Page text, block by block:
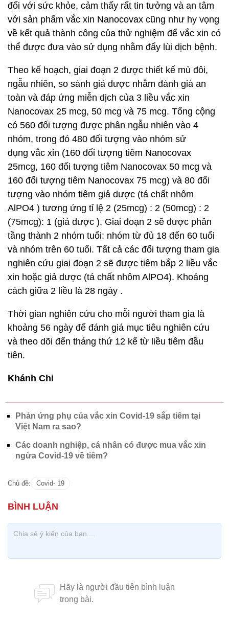
đối với sức khỏe, cảm thấy rất tin tưởng và an tâm
với sản phẩm vắc xin Nanocovax cũng như hy vọng
về kết quả thành công của thử nghiệm để vắc xin có
thể được đưa vào sử dụng nhằm đẩy lùi dịch bệnh.
Theo kế hoạch, giai đoạn 2 được thiết kế mù đôi,
ngẫu nhiên, so sánh giả dược nhằm đánh giá an
toàn và đáp ứng miễn dịch của 3 liều vắc xin
Nanocovax 25 mcg, 50 mcg và 75 mcg. Tổng cộng
có 560 đối tượng được phân ngẫu nhiên vào 4
nhóm, trong đó 480 đối tượng vào nhóm sử
dụng vắc xin (160 đối tượng tiêm Nanocovax
25mcg, 160 đối tượng tiêm Nanocovax 50 mcg và
160 đối tượng tiêm Nanocovax 75 mcg) và 80 đối
tượng vào nhóm tiêm giả dược (tá chất nhôm
AlPO4 ) tương ứng tỉ lệ 2 (25mcg) : 2 (50mcg) : 2
(75mcg): 1 (giả dược ). Giai đoạn 2 sẽ được phân
tầng thành 2 nhóm tuổi: nhóm từ đủ 18 đến 60 tuổi
và nhóm trên 60 tuổi. Tất cả các đối tượng tham gia
nghiên cứu giai đoạn 2 sẽ được tiêm bắp 2 liều vắc
xin hoặc giả dược (tá chất nhôm AlPO4). Khoảng
cách giữa 2 liều là 28 ngày .
Thời gian nghiên cứu cho mỗi người tham gia là
khoảng 56 ngày để đánh giá mục tiêu nghiên cứu
và theo dõi đến tháng thứ 12 kể từ liều tiêm đầu
tiên.
Khánh Chi
Phản ứng phụ của vắc xin Covid-19 sắp tiêm tại
Việt Nam ra sao?
Các doanh nghiệp, cá nhân có được mua vắc xin
ngừa Covid-19 về tiêm?
Chủ đề: Covid- 19